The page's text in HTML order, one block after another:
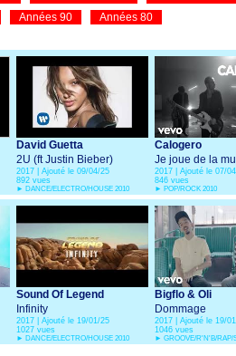
Années 90 Années 80
David Guetta
2U (ft Justin Bieber)
2017 | Ajouté le 09/04/25
892 vues
► DANCE/ELECTRO/HOUSE 2010
Calogero
Je joue de la
2017 | Ajouté le 07/
846 vues
► POP/ROCK 2010
Sound Of Legend
Infinity
2017 | Ajouté le 19/01/25
1027 vues
► DANCE/ELECTRO/HOUSE 2010
Bigflo & Oli
Dommage
2017 | Ajouté le 19/
1046 vues
► GROOVE/R'N'B/RAP/